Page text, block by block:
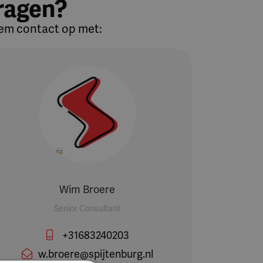
contact op met:
Wim Broere
Senior Consultant
+31683240203
w.broere@spijtenburg.nl